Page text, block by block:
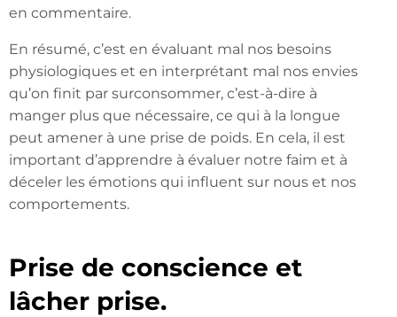
en commentaire.
En résumé, c’est en évaluant mal nos besoins
physiologiques et en interprétant mal nos envies
qu’on finit par surconsommer, c’est-à-dire à
manger plus que nécessaire, ce qui à la longue
peut amener à une prise de poids. En cela, il est
important d’apprendre à évaluer notre faim et à
déceler les émotions qui influent sur nous et nos
comportements.
Prise de conscience et
lâcher prise.